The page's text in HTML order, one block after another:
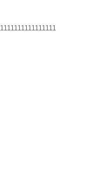
1111111111111111